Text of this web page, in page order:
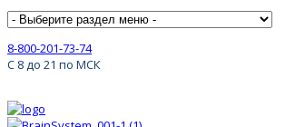
8-800-201-73-74
С 8 до 21 по МСК